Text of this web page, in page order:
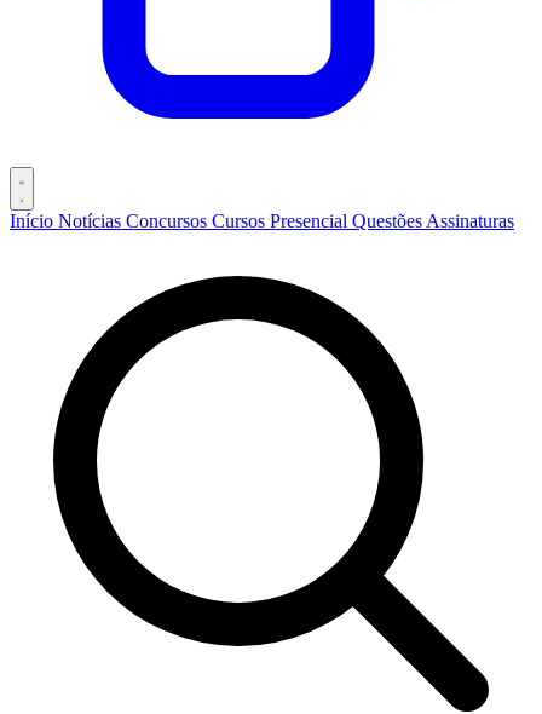
Início Notícias Concursos Cursos Presencial Questões Assinaturas